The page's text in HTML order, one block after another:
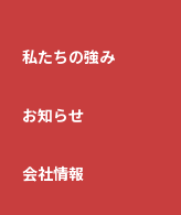
私たちの強み
お知らせ
会社情報